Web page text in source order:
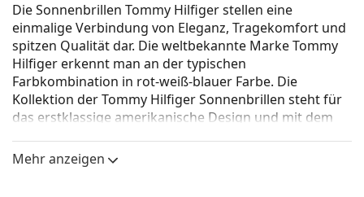
Die Sonnenbrillen Tommy Hilfiger stellen eine
einmalige Verbindung von Eleganz, Tragekomfort und
spitzen Qualität dar. Die weltbekannte Marke Tommy
Hilfiger erkennt man an der typischen
Farbkombination in rot-weiß-blauer Farbe. Die
Kollektion der Tommy Hilfiger Sonnenbrillen steht für
das erstklassige amerikanische Design und mit dem
Tommy Hilfiger TH 1812/S 05L HA 55
Mehr anzeigen